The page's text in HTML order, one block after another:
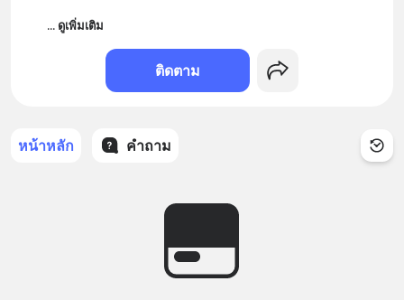
... ดูเพิ่มเติม
ติดตาม
หน้าหลัก คำถาม